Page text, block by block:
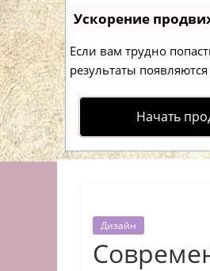
Ускорение
Если вам трудно
результаты
Начать
Дизайн